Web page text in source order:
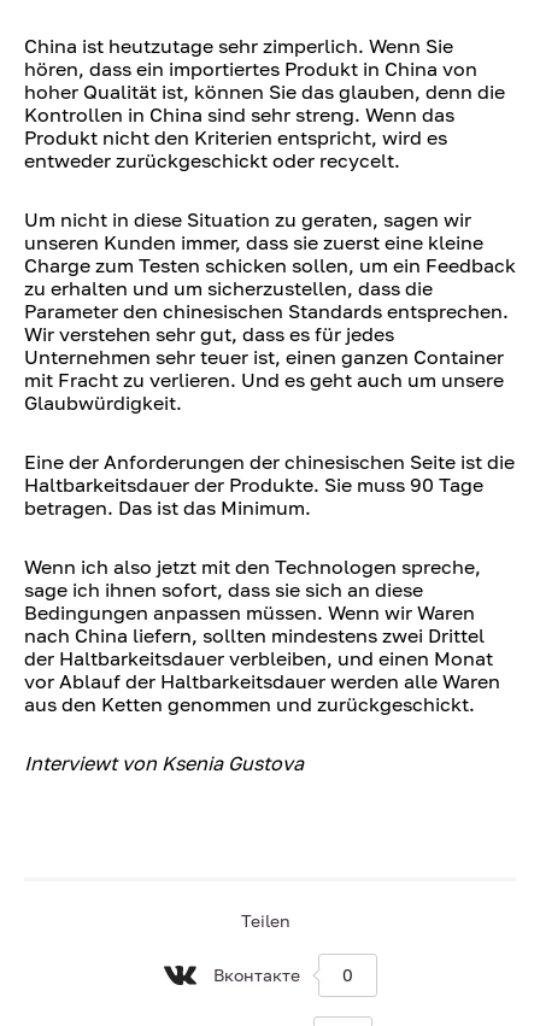
China ist heutzutage sehr zimperlich. Wenn Sie
hören, dass ein importiertes Produkt in China von
hoher Qualität ist, können Sie das glauben, denn die
Kontrollen in China sind sehr streng. Wenn das
Produkt nicht den Kriterien entspricht, wird es
entweder zurückgeschickt oder recycelt.
Um nicht in diese Situation zu geraten, sagen wir
unseren Kunden immer, dass sie zuerst eine kleine
Charge zum Testen schicken sollen, um ein Feedback
zu erhalten und um sicherzustellen, dass die
Parameter den chinesischen Standards entsprechen.
Wir verstehen sehr gut, dass es für jedes
Unternehmen sehr teuer ist, einen ganzen Container
mit Fracht zu verlieren. Und es geht auch um unsere
Glaubwürdigkeit.
Eine der Anforderungen der chinesischen Seite ist die
Haltbarkeitsdauer der Produkte. Sie muss 90 Tage
betragen. Das ist das Minimum.
Wenn ich also jetzt mit den Technologen spreche,
sage ich ihnen sofort, dass sie sich an diese
Bedingungen anpassen müssen. Wenn wir Waren
nach China liefern, sollten mindestens zwei Drittel
der Haltbarkeitsdauer verbleiben, und einen Monat
vor Ablauf der Haltbarkeitsdauer werden alle Waren
aus den Ketten genommen und zurückgeschickt.
Interviewt von Ksenia Gustova
Teilen
Вконтакте 0